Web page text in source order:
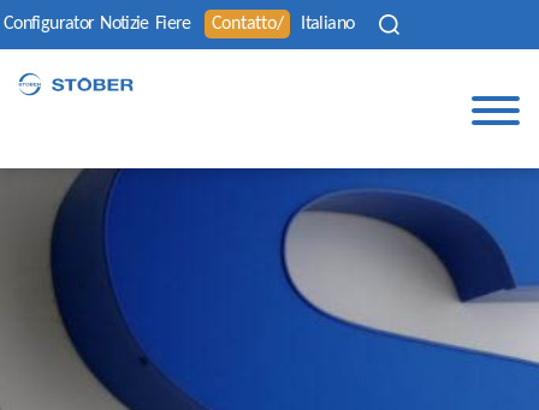
Configurator Notizie Fiere Contatto/ Italiano